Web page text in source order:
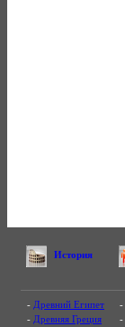
История
- Древний Египет
- Древняя Греция
-
-